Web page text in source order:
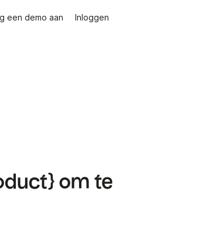
een demo aan Inloggen
om te